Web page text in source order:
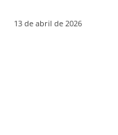
13 de abril de 2026